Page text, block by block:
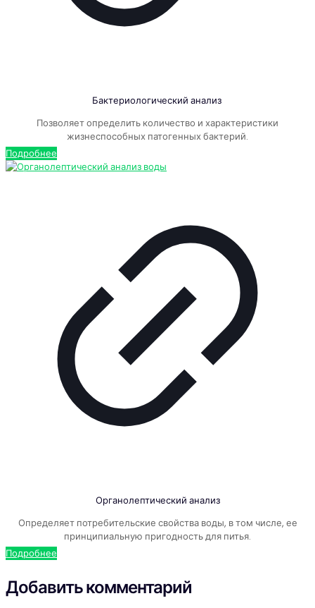
Бактериологический анализ
Позволяет определить количество и характеристики
жизнеспособных патогенных бактерий.
Подробнее
Органолептический анализ
Определяет потребительские свойства воды, в том числе, ее
принципиальную пригодность для питья.
Подробнее
Добавить комментарий